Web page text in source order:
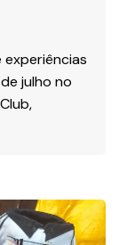
experiências
julho no